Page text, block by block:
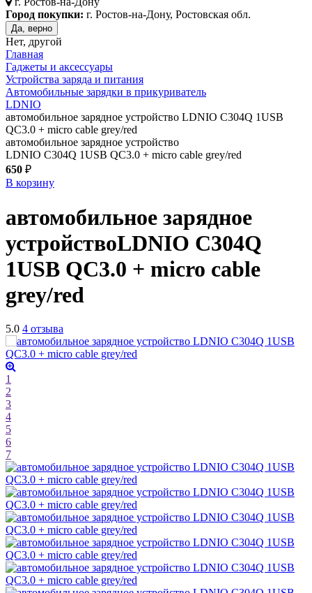
Город покупки: г. Ростов-на-Дону, Ростовская обл.
Да, верно
Нет, другой
Главная
Гаджеты и аксессуары
Устройства заряда и питания
Автомобильные зарядки в прикуриватель
LDNIO
автомобильное зарядное устройство LDNIO C304Q 1USB
QC3.0 + micro cable grey/red
автомобильное зарядное устройство
LDNIO C304Q 1USB QC3.0 + micro cable grey/red
650 ₽
В корзину
автомобильное зарядное
устройствоLDNIO C304Q
1USB QC3.0 + micro cable
grey/red
5.0 4 отзыва
1
2
3
4
5
6
7